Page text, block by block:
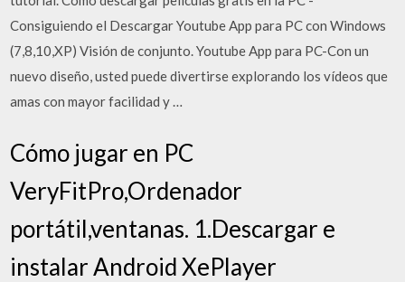
Consiguiendo el Descargar Youtube App para PC con Windows
(7,8,10,XP) Visión de conjunto. Youtube App para PC-Con un
nuevo diseño, usted puede divertirse explorando los vídeos que
amas con mayor facilidad y …
Cómo jugar en PC
VeryFitPro,Ordenador
portátil,ventanas. 1.Descargar e
instalar Android XePlayer